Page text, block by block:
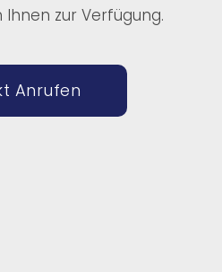
zur Verfügung.
Anrufen